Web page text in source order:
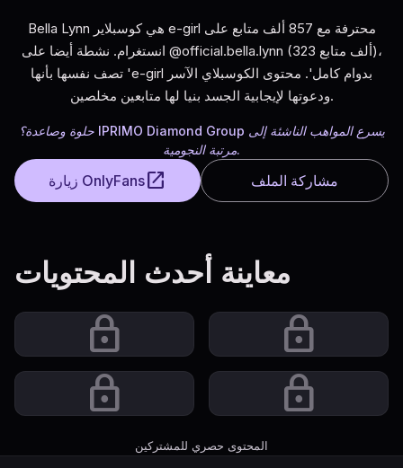
Bella Lynn هي كوسبلاير e-girl محترفة مع 857 ألف متابع على
انستغرام. نشطة أيضا على @official.bella.lynn (323 ألف متابع)،
تصف نفسها بأنها 'e-girl بدوام كامل'. محتوى الكوسبلاي الآسر
ودعوتها لإيجابية الجسد بنيا لها متابعين مخلصين.
حلوة وصاعدة؟ IPRIMO Diamond Group يسرع المواهب الناشئة إلى
مرتبة النجومية.
زيارة OnlyFansopen_in_new مشاركة الملف
معاينة أحدث المحتويات
lock
lock
lock
lock
المحتوى حصري للمشتركين